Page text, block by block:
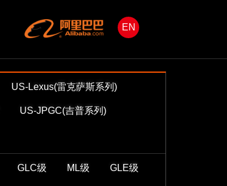
EN
US-Lexus(雷克萨斯系列)
US-JPGC(吉普系列)
GLC级 ML级 GLE级